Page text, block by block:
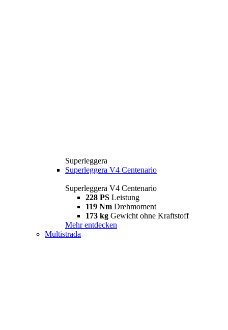
Superleggera
Superleggera V4 Centenario
Superleggera V4 Centenario
228 PS Leistung
119 Nm Drehmoment
173 kg Gewicht ohne Kraftstoff
Mehr entdecken
Multistrada